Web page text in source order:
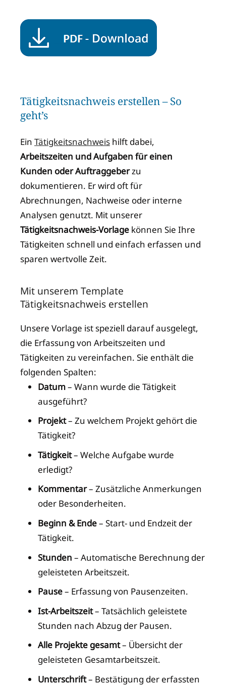
Tätigkeitsnachweis erstellen – So
geht’s
Ein Tätigkeitsnachweis hilft dabei,
Arbeitszeiten und Aufgaben für einen
Kunden oder Auftraggeberzu
dokumentieren. Er wird oft für
Abrechnungen, Nachweise oder interne
Analysen genutzt. Mit unserer
Tätigkeitsnachweis-Vorlage können Sie Ihre
Tätigkeiten schnell und einfach erfassen und
sparen wertvolle Zeit.
Mit unserem Template
Tätigkeitsnachweis erstellen
Unsere Vorlage ist speziell darauf ausgelegt,
die Erfassung von Arbeitszeiten und
Tätigkeiten zu vereinfachen. Sie enthält die
folgenden Spalten:
Datum– Wann wurde die Tätigkeit
ausgeführt?
Projekt– Zu welchem Projekt gehört die
Tätigkeit?
Tätigkeit– Welche Aufgabe wurde
erledigt?
Kommentar– Zusätzliche Anmerkungen
oder Besonderheiten.
Beginn & Ende– Start- und Endzeit der
Tätigkeit.
Stunden – Automatische Berechnung der
geleisteten Arbeitszeit.
Pause– Erfassung von Pausenzeiten.
Ist-Arbeitszeit– Tatsächlich geleistete
Stunden nach Abzug der Pausen.
Alle Projekte gesamt– Übersicht der
geleisteten Gesamtarbeitszeit.
Unterschrift– Bestätigung der erfassten